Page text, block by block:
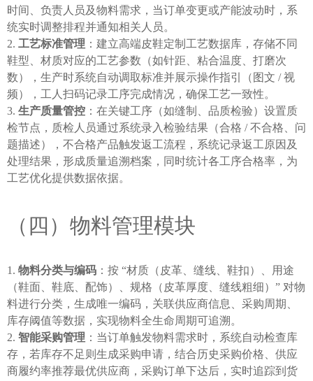
时间、负责人员及物料需求，当订单变更或产能波动时，系
统实时调整排程并通知相关人员。
工艺标准管理 ：建立高端皮鞋定制工艺数据库，存储不同
鞋型、材质对应的工艺参数（如针距、粘合温度、打磨次
数），生产时系统自动调取标准并展示操作指引（图文 / 视
频），工人扫码记录工序完成情况，确保工艺一致性。
生产质量管控 ：在关键工序（如缝制、品质检验）设置质
检节点，质检人员通过系统录入检验结果（合格 / 不合格、问
题描述），不合格产品触发返工流程，系统记录返工原因及
处理结果，形成质量追溯档案，同时统计各工序合格率，为
工艺优化提供数据依据。
（四）物料管理模块
物料分类与编码 ：按 “材质（皮革、缝线、鞋扣）、用途
（鞋面、鞋底、配饰）、规格（皮革厚度、缝线粗细）” 对物
料进行分类，生成唯一编码，关联供应商信息、采购周期、
库存阈值等数据，实现物料全生命周期可追溯。
智能采购管理 ：当订单触发物料需求时，系统自动检查库
存，若库存不足则生成采购申请，结合历史采购价格、供应
商履约率推荐最优供应商，采购订单下达后，实时追踪到货